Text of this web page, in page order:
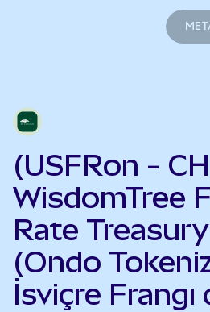
(USFRon -
WisdomTree
Rate
(Ondo
İsviçre